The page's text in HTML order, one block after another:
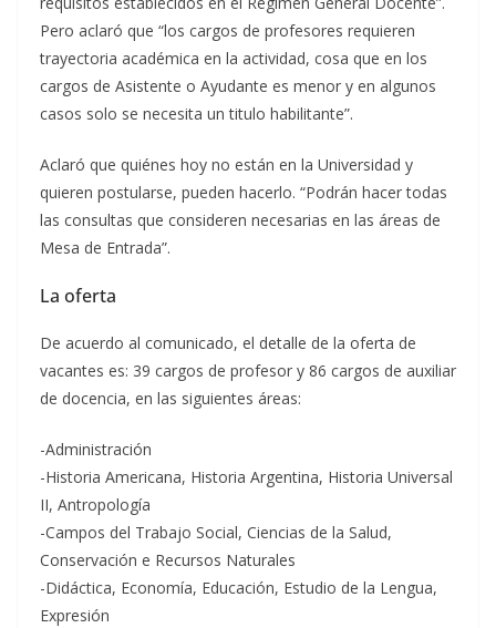
Pero aclaró que “los cargos de profesores requieren
trayectoria académica en la actividad, cosa que en los
cargos de Asistente o Ayudante es menor y en algunos
casos solo se necesita un titulo habilitante”.
Aclaró que quiénes hoy no están en la Universidad y
quieren postularse, pueden hacerlo. “Podrán hacer todas
las consultas que consideren necesarias en las áreas de
Mesa de Entrada”.
La oferta
De acuerdo al comunicado, el detalle de la oferta de
vacantes es: 39 cargos de profesor y 86 cargos de auxiliar
de docencia, en las siguientes áreas:
-Administración
-Historia Americana, Historia Argentina, Historia Universal
II, Antropología
-Campos del Trabajo Social, Ciencias de la Salud,
Conservación e Recursos Naturales
-Didáctica, Economía, Educación, Estudio de la Lengua,
Expresión